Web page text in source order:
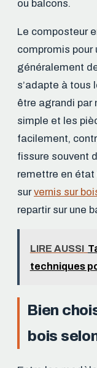
ou balcons.
Le composteur
compromis pour
généralement
s’adapte à tous
être agrandi par
simple et les
facilement,
fissure souvent
remettre en état
survernis sur
repartir sur une
LIRE AUSSI
techniques
Bien
bois